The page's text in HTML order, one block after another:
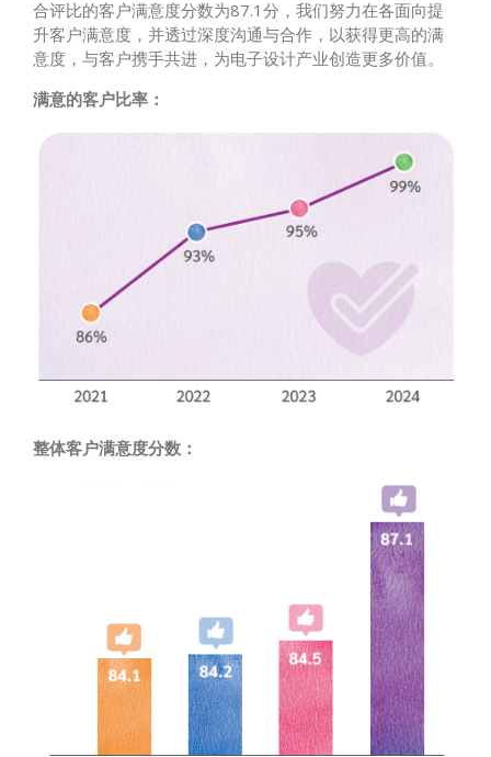
合评比的客户满意度分数为87.1分，我们努力在各面向提
升客户满意度，并透过深度沟通与合作，以获得更高的满
意度，与客户携手共进，为电子设计产业创造更多价值。
满意的客户比率：
整体客户满意度分数：